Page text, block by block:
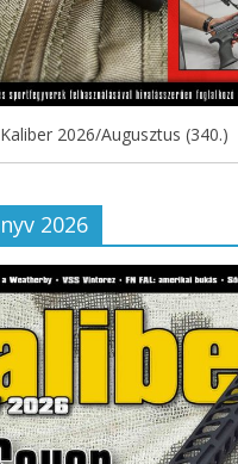
Kaliber 2026/Augusztus (340.)
2026